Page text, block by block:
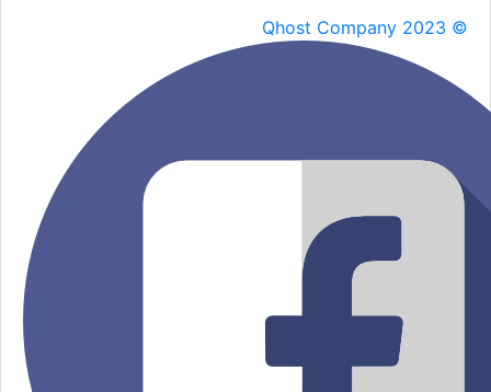
Qhost Company 2023 ©